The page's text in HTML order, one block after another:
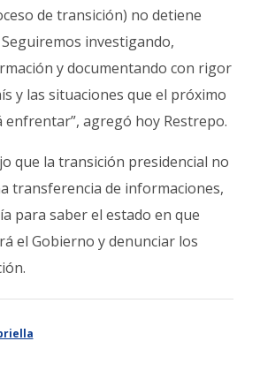
de transición) no detiene
investigando,
y documentando con rigor
y las situaciones que el próximo
agregó hoy Restrepo.
que la transición presidencial no
transferencia de informaciones,
para saber el estado en que
el Gobierno y denunciar los